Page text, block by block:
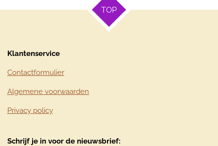
TOP
Klantenservice
Contactformulier
Algemene voorwaarden
Privacy policy
Schrijf je in voor de nieuwsbrief: